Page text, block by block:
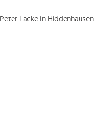
Peter Lacke in Hiddenhausen